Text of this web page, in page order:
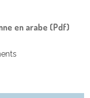
en arabe (Pdf)